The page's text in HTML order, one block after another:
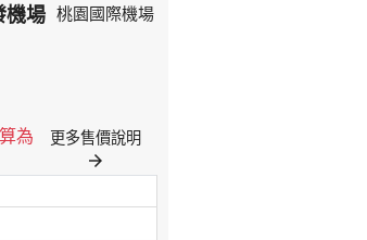
機場 桃園國際機場
為
更多售價說明
arrow_forward